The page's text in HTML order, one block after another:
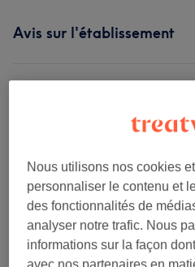
Avis sur l'établissement
Ambiance
Propreté
Personnel
Nous utilisons nos cookies
personnaliser le contenu et
des fonctionnalités de
analyser notre trafic. Nous
informations sur la façon
avec nos partenaires en